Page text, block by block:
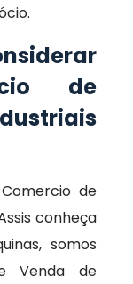
de
de
conheça
somos
Venda de